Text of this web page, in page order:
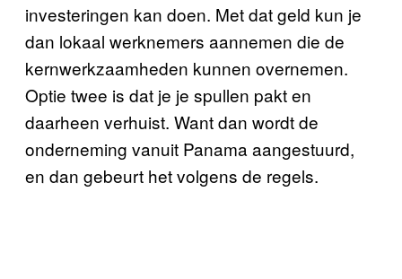
investeringen kan doen. Met dat geld kun je
dan lokaal werknemers aannemen die de
kernwerkzaamheden kunnen overnemen.
Optie twee is dat je je spullen pakt en
daarheen verhuist. Want dan wordt de
onderneming vanuit Panama aangestuurd,
en dan gebeurt het volgens de regels.